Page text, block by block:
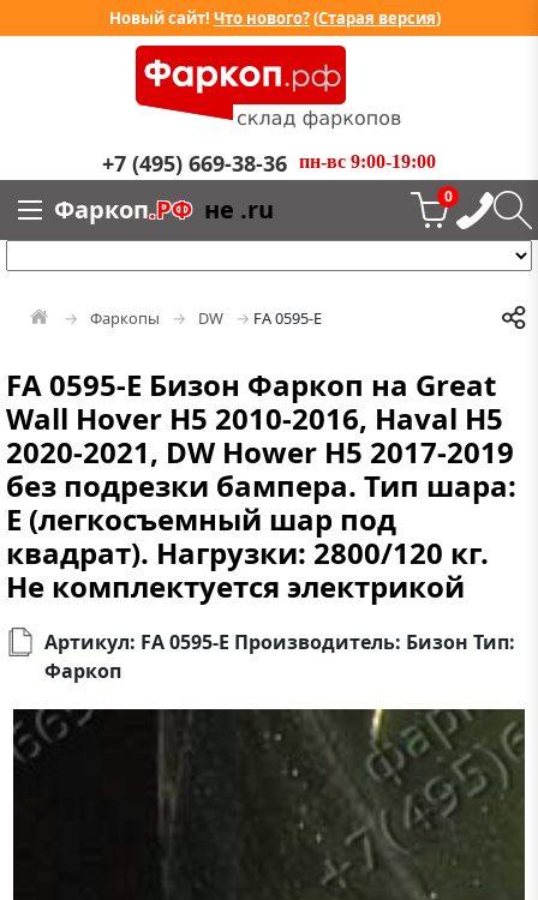
Новый сайт! Что нового?(Старая версия)
+7 (495) 669-38-36 пн-вс 9:00-19:00
Фаркоп.РФ не .ru 0
Фаркопы DW FA 0595-E
FA 0595-E Бизон Фаркоп на Great
Wall Hover H5 2010-2016, Haval H5
2020-2021, DW Hower H5 2017-2019
без подрезки бампера. Тип шара:
E (легкосъемный шар под
квадрат). Нагрузки: 2800/120 кг.
Не комплектуется электрикой
Артикул: FA 0595-E Производитель: Бизон Тип:
Фаркоп